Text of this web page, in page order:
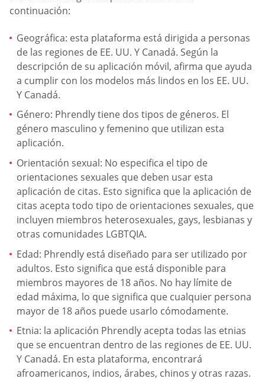
continuación:
Geográfica: esta plataforma está dirigida a personas
de las regiones de EE. UU. Y Canadá. Según la
descripción de su aplicación móvil, afirma que ayuda
a cumplir con los modelos más lindos en los EE. UU.
Y Canadá.
Género: Phrendly tiene dos tipos de géneros. El
género masculino y femenino que utilizan esta
aplicación.
Orientación sexual: No especifica el tipo de
orientaciones sexuales que deben usar esta
aplicación de citas. Esto significa que la aplicación de
citas acepta todo tipo de orientaciones sexuales, que
incluyen miembros heterosexuales, gays, lesbianas y
otras comunidades LGBTQIA.
Edad: Phrendly está diseñado para ser utilizado por
adultos. Esto significa que está disponible para
miembros mayores de 18 años. No hay límite de
edad máxima, lo que significa que cualquier persona
mayor de 18 años puede usarlo cómodamente.
Etnia: la aplicación Phrendly acepta todas las etnias
que se encuentran dentro de las regiones de EE. UU.
Y Canadá. En esta plataforma, encontrará
afroamericanos, indios, árabes, chinos y otras razas.